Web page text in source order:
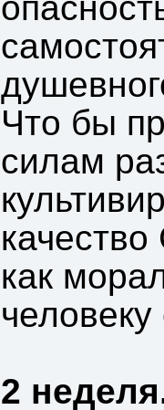
Что бы
силам
как
2